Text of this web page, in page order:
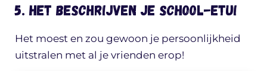
5. Het beschrijven je school-etui
Het moest en zou gewoon je persoonlijkheid
uitstralen met al je vrienden erop!